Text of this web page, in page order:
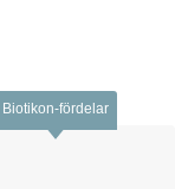
Biotikon-fördelar